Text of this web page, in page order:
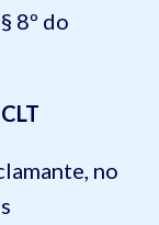
8º do
no